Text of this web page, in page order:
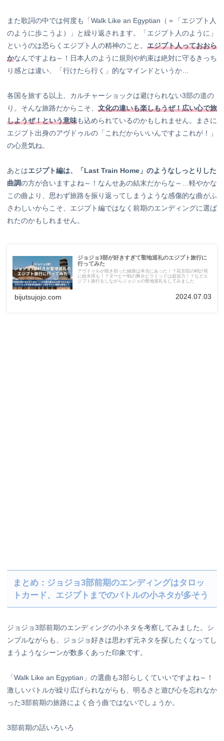
また歌詞の中では何度も「Walk Like an Egyptian（＝「エジプト人
のように歩こうよ）」と繰り返されます。「エジプト人のように」
というのは恐らくエジプト人の精神のこと。 エジプト人っておおら
かなんですよね～！日本人のように規則や約束は絶対に守るきっち
り感とは違い、「行けたら行く」的なマインドというか…
各国を旅する以上、カルチャーショックは避けられない3部の道の
り。そんな旅路だからこそ、 文化の違いも楽しもうぜ！広い心で旅
しようぜ！という意味も込められているのかもしれません。まさに
エジプト出身のアヴドゥルの「これだからいいんですよこれが！」
の心意気ね。
あとはエジプト編は、「Last Train Home」のようなしっとりした
曲調の方が合いますよね～！なんせあの結末だからな～…軽やかな
この曲より、思わず旅路を振り返ってしまうような感傷的な曲がふ
さわしいからこそ、エジプト編ではなく前期のエンディングに選ば
れたのかもしれません。
ジョジョ3部が好きすぎて聖地巡礼のエジプト旅行に
行ってみた
アヴドゥルが焼き切った線路は本当にあった！？花京院の時計塔
に給水塔も！？ダービー戦の舞台ピラミッドは超迫力！？などエ
ジプト旅行をしながらジョジョの聖地巡礼をしてみました
bijutsujojo.com 2024.07.03
まとめ：ジョジョ3部前期のエンディングはタロッ
トカード、エジプトまでのバトルの小ネタが多そう
ジョジョ3部前期のエンディングの小ネタを考察してみました。シ
ンプルながらも、ジョジョ好きは思わず元ネタを探したくなってし
まうようなシーンが数多くあった印象です。
「Walk Like an Egyptian」の選曲も3部らしくていいですよね～！
激しいバトルが繰り広げられながらも、明るさと遊び心を忘れなか
った3部前期の旅路によく合う曲ではないでしょうか。
3部前期の話いろいろ